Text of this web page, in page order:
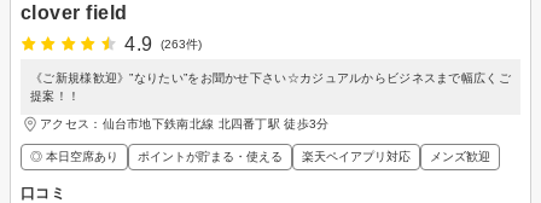
clover field
4.9
(263件)
《ご新規様歓迎》”なりたい”をお聞かせ下さい☆カジュアルからビジネスまで幅広くご
提案！！
アクセス：仙台市地下鉄南北線 北四番丁駅 徒歩3分
◎ 本日空席あり ポイントが貯まる・使える 楽天ペイアプリ対応 メンズ歓迎
口コミ